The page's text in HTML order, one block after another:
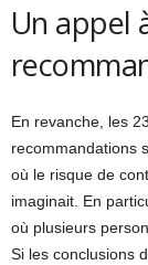
Un appel
En revanche, les
recommandations
où le risque de
imaginait. En
où plusieurs
Si les conclusions